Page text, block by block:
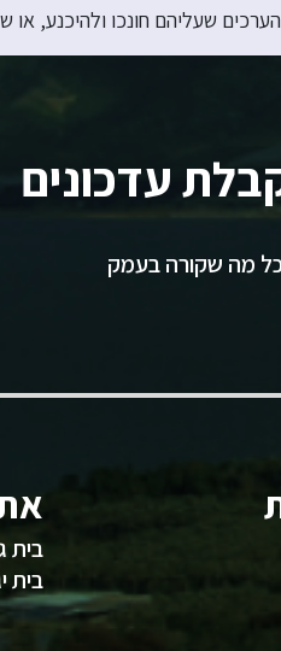
שעליהם חונכו ולהיכנע,
עדכונים
מה שקורה בעמק
בית
בית